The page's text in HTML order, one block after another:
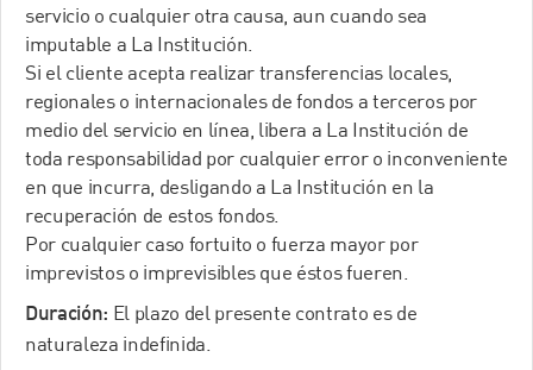
servicio o cualquier otra causa, aun cuando sea
imputable a La Institución.
Si el cliente acepta realizar transferencias locales,
regionales o internacionales de fondos a terceros por
medio del servicio en línea, libera a La Institución de
toda responsabilidad por cualquier error o inconveniente
en que incurra, desligando a La Institución en la
recuperación de estos fondos.
Por cualquier caso fortuito o fuerza mayor por
imprevistos o imprevisibles que éstos fueren.
Duración: El plazo del presente contrato es de
naturaleza indefinida.